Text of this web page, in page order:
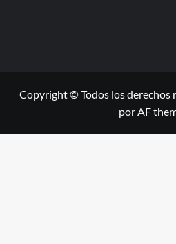
Copyright © Todos los derechos
por AF